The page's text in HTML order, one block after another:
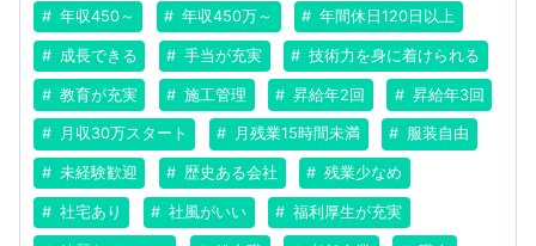
年収450～ 年収450万～ 年間休日120日以上
成長できる 手当が充実 技術力を身に着けられる
教育が充実 施工管理 昇給年2回 昇給年3回
月収30万スタート 月残業15時間未満 服装自由
未経験歓迎 歴史ある会社 残業少なめ
社宅あり 社風がいい 福利厚生が充実